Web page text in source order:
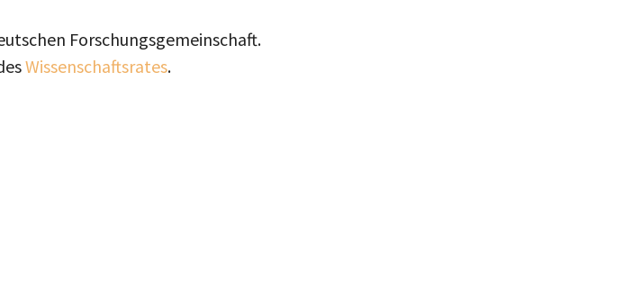
Forschungsgemeinschaft.
Wissenschaftsrates.